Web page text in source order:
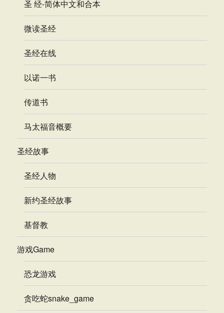
圣 经-简体中文和合本
微读圣经
圣经在线
以诺一书
传道书
马太福音概要
圣经故事
圣经人物
新约圣经故事
基督教
游戏Game
恐龙游戏
贪吃蛇snake_game